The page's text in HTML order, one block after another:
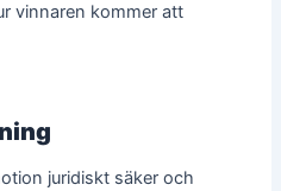
vinnaren kommer att
juridiskt säker och